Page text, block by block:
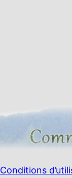
Conditions